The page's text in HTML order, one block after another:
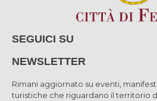
SEGUICI SU
NEWSLETTER
Rimani aggiornato su eventi,
turistiche che riguardano il territorio